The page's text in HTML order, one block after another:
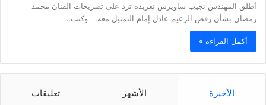
أطلق المهندس نجيب ساويرس تغريدة ترد على تصريحات الفنان محمد
رمضان بشأن رفض الزعيم عادل إمام التمثيل معه. وكتب…
أكمل القراءة »
الأخيرة الأشهر تعليقات